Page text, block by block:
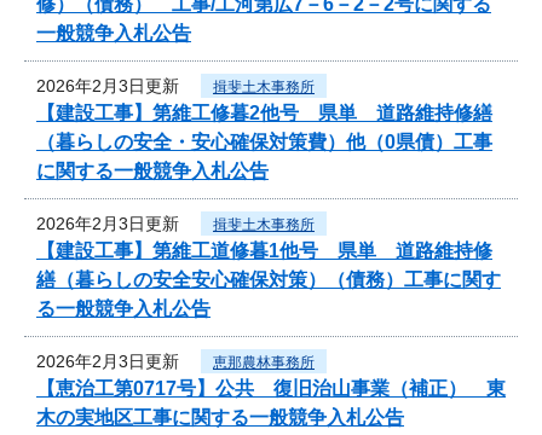
一般競争入札公告
2026年2月3日更新 揖斐土木事務所
【建設工事】第維工修暮2他号 県単 道路維持修繕
（暮らしの安全・安心確保対策費）他（0県債）工事
に関する一般競争入札公告
2026年2月3日更新 揖斐土木事務所
【建設工事】第維工道修暮1他号 県単 道路維持修
繕（暮らしの安全安心確保対策）（債務）工事に関す
る一般競争入札公告
2026年2月3日更新 恵那農林事務所
【恵治工第0717号】公共 復旧治山事業（補正） 東
木の実地区工事に関する一般競争入札公告